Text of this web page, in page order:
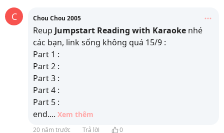
C Chou Chou 2005
Reup Jumpstart Reading with Karaoke nhé
các bạn, link sống không quá 15/9 :
Part 1 :
Part 2 :
Part 3 :
Part 4 :
Part 5 :
end.... Xem thêm
20 năm trước Trả lời 0